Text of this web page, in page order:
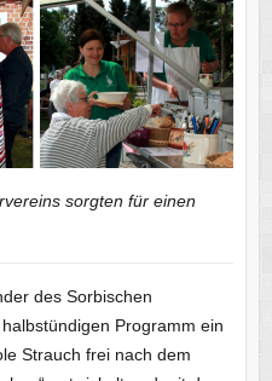
sorgten für einen
des Sorbischen
Programm ein
Strauch frei nach dem